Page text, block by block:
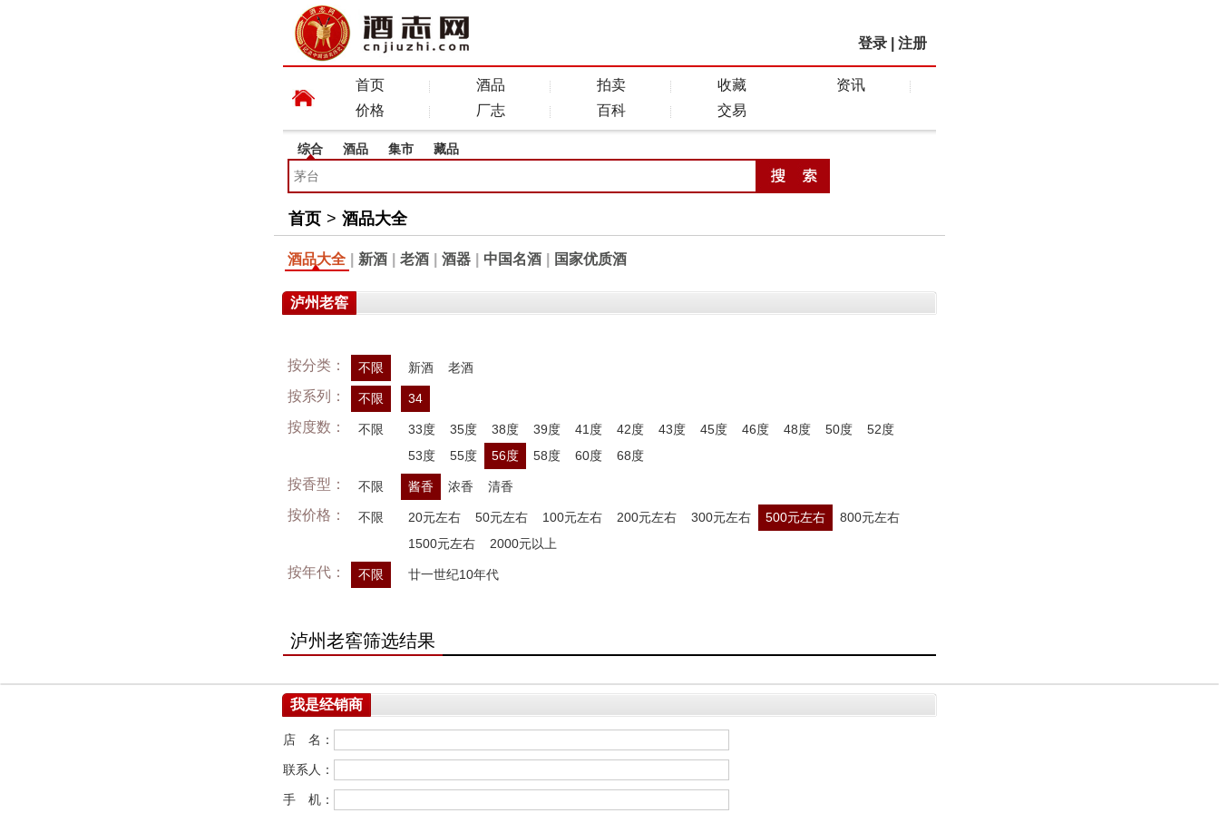
登录 注册
首页 酒品 拍卖 收藏
资讯
价格
厂志 百科 交易
综合 酒品 集市 藏品
首页 > 酒品大全
酒品大全 新酒 老酒 酒器 中国名酒 国家优质酒
泸州老窖
按分类： 不限 新酒 老酒
按系列： 不限 34
按度数： 不限 33度 35度 38度 39度 41度 42度 43度 45度 46度 48度 50度
52度
53度
55度 56度 58度 60度 68度
按香型： 不限 酱香 浓香 清香
按价格： 不限 20元左右 50元左右 100元左右 200元左右 300元左右 500元左右
800元左右
1500元左右
2000元以上
按年代： 不限 廿一世纪10年代
泸州老窖筛选结果
我是经销商
店 名：
联系人：
手 机：